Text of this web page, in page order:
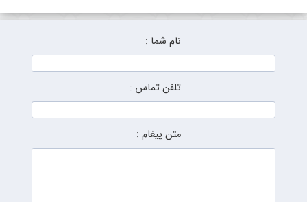
نام شما :
تلفن تماس :
متن پیغام :